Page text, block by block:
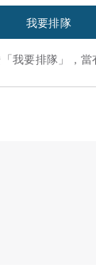
我要排隊
我要排隊」，